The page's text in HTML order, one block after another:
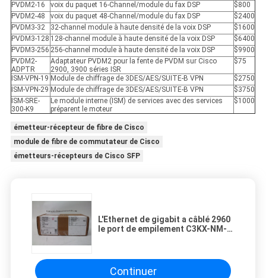
PVDM2-16
voix du paquet 16-Channel/module du fax DSP
$800
PVDM2-48
voix du paquet 48-Channel/module du fax DSP
$2400
PVDM3-32
32-channel module à haute densité de la voix DSP
$1600
PVDM3-128 128-channel module à haute densité de la voix DSP
$6400
PVDM3-256 256-channel module à haute densité de la voix DSP
$9900
PVDM2-
ADPTR
Adaptateur PVDM2 pour la fente de PVDM sur Cisco
2900, 3900 séries ISR
$75
ISM-VPN-19 Module de chiffrage de 3DES/AES/SUITE-B VPN
$2750
ISM-VPN-29 Module de chiffrage de 3DES/AES/SUITE-B VPN
$3750
ISM-SRE-
300-K9
Le module interne (ISM) de services avec des services
préparent le moteur
$1000
émetteur-récepteur de fibre de Cisco
module de fibre de commutateur de Cisco
émetteurs-récepteurs de Cisco SFP
L'Ethernet de gigabit a câblé 2960
le port de empilement C3KX-NM-
Continuer